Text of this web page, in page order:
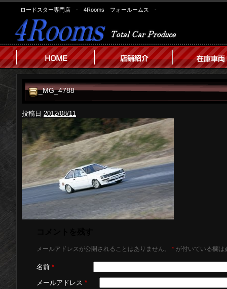
ロードスター専門店 - 4Rooms フォールームス -
_MG_4788
投稿日 2012/08/11
メールアドレスが公開されることはありません。 * が付いている欄は
名前 *
メールアドレス *